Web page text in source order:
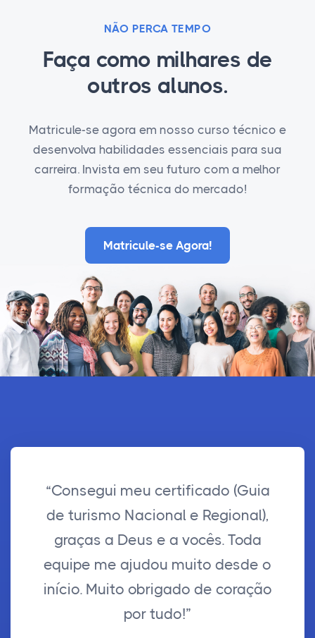
NÃO PERCA TEMPO
Faça como milhares de
outros alunos.
Matricule-se agora em nosso curso técnico e
desenvolva habilidades essenciais para sua
carreira. Invista em seu futuro com a melhor
formação técnica do mercado!
Matricule-se Agora!
“Consegui meu certificado (Guia
de turismo Nacional e Regional),
graças a Deus e a vocês. Toda
equipe me ajudou muito desde o
início. Muito obrigado de coração
por tudo!”